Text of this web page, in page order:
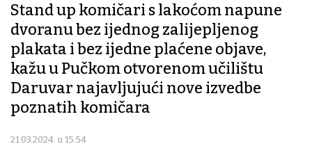
Stand up komičari s lakoćom napune
dvoranu bez ijednog zalijepljenog
plakata i bez ijedne plaćene objave,
kažu u Pučkom otvorenom učilištu
Daruvar najavljujući nove izvedbe
poznatih komičara
21.03.2024. u 15:54